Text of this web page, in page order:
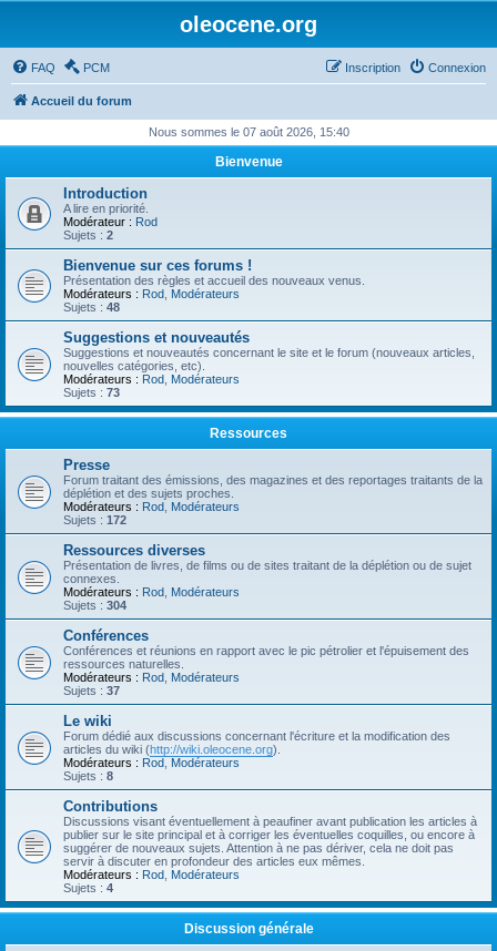
oleocene.org
FAQ PCM Connexion
Inscription
Accueil du forum
Nous sommes le 07 août 2026, 15:40
Bienvenue
Introduction
A lire en priorité.
Modérateur : Rod
Sujets : 2
Bienvenue sur ces forums !
Présentation des règles et accueil des nouveaux venus.
Modérateurs : Rod Modérateurs
Sujets : 48
Suggestions et nouveautés
Suggestions et nouveautés concernant le site et le forum (nouveaux articles,
nouvelles catégories, etc).
Modérateurs : Rod Modérateurs
Sujets : 73
Ressources
Presse
Forum traitant des émissions, des magazines et des reportages traitants de la
déplétion et des sujets proches.
Modérateurs : Rod Modérateurs
Sujets : 172
Ressources diverses
Présentation de livres, de films ou de sites traitant de la déplétion ou de sujet
connexes.
Modérateurs : Rod Modérateurs
Sujets : 304
Conférences
Conférences et réunions en rapport avec le pic pétrolier et l'épuisement des
ressources naturelles.
Modérateurs : Rod Modérateurs
Sujets : 37
Le wiki
Forum dédié aux discussions concernant l'écriture et la modification des
articles du wiki (http://wiki.oleocene.org).
Modérateurs : Rod Modérateurs
Sujets : 8
Contributions
Discussions visant éventuellement à peaufiner avant publication les articles à
publier sur le site principal et à corriger les éventuelles coquilles, ou encore à
suggérer de nouveaux sujets. Attention à ne pas dériver, cela ne doit pas
servir à discuter en profondeur des articles eux mêmes.
Modérateurs : Rod Modérateurs
Sujets : 4
Discussion générale